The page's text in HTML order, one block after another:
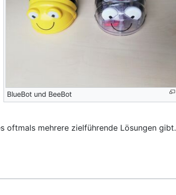
BlueBot und BeeBot
oftmals mehrere zielführende Lösungen gibt.